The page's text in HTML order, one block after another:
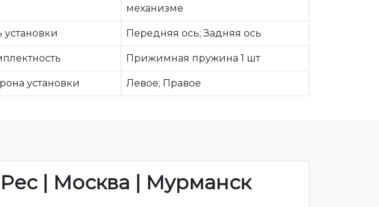
механизме
установки Передняя ось; Задняя ось
Прижимная пружина 1 шт
установки Левое; Правое
| Москва | Мурманск